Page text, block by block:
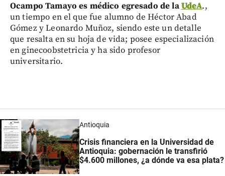
Ocampo Tamayo es médico egresado de laUdeA.,
un tiempo en el que fue alumno de Héctor Abad
Gómez y Leonardo Muñoz, siendo este un detalle
que resalta en su hoja de vida; posee especialización
en ginecoobstetricia y ha sido profesor
universitario.
Antioquia
Crisis financiera en la Universidad de
Antioquia: gobernación le transfirió
$4.600 millones, ¿a dónde va esa plata?